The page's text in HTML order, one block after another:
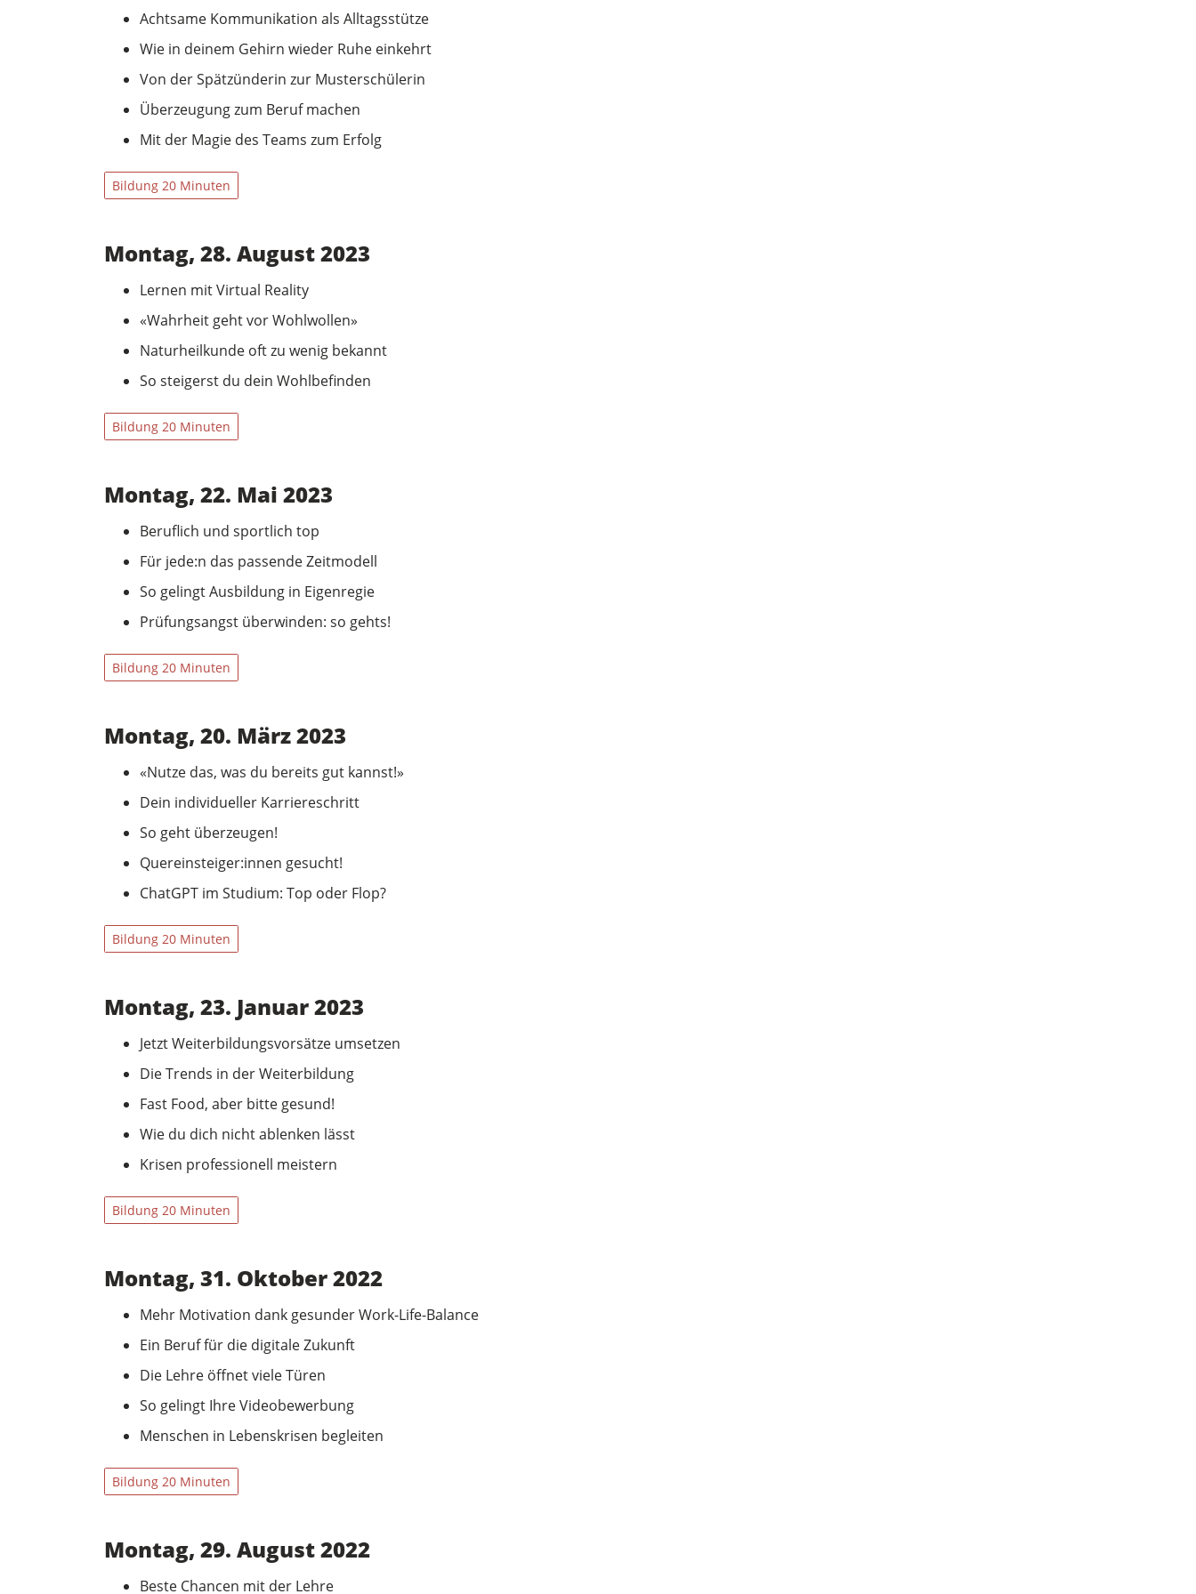
Achtsame Kommunikation als Alltagsstütze
Wie in deinem Gehirn wieder Ruhe einkehrt
Von der Spätzünderin zur Musterschülerin
Überzeugung zum Beruf machen
Mit der Magie des Teams zum Erfolg
Bildung 20 Minuten
Montag, 28. August 2023
Lernen mit Virtual Reality
«Wahrheit geht vor Wohlwollen»
Naturheilkunde oft zu wenig bekannt
So steigerst du dein Wohlbefinden
Bildung 20 Minuten
Montag, 22. Mai 2023
Beruflich und sportlich top
Für jede:n das passende Zeitmodell
So gelingt Ausbildung in Eigenregie
Prüfungsangst überwinden: so gehts!
Bildung 20 Minuten
Montag, 20. März 2023
«Nutze das, was du bereits gut kannst!»
Dein individueller Karriereschritt
So geht überzeugen!
Quereinsteiger:innen gesucht!
ChatGPT im Studium: Top oder Flop?
Bildung 20 Minuten
Montag, 23. Januar 2023
Jetzt Weiterbildungsvorsätze umsetzen
Die Trends in der Weiterbildung
Fast Food, aber bitte gesund!
Wie du dich nicht ablenken lässt
Krisen professionell meistern
Bildung 20 Minuten
Montag, 31. Oktober 2022
Mehr Motivation dank gesunder Work-Life-Balance
Ein Beruf für die digitale Zukunft
Die Lehre öffnet viele Türen
So gelingt Ihre Videobewerbung
Menschen in Lebenskrisen begleiten
Bildung 20 Minuten
Montag, 29. August 2022
Beste Chancen mit der Lehre